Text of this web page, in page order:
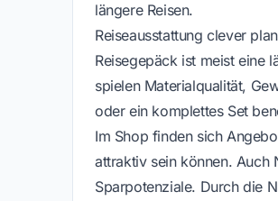
längere Reisen.
Reiseausstattung clever
Reisegepäck ist meist eine
spielen Materialqualität,
oder ein komplettes Set
Im Shop finden sich
attraktiv sein können. Auch
Sparpotenziale. Durch die